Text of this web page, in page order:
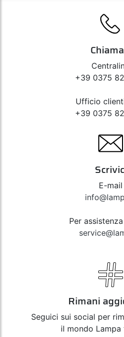
+39 0375
Ufficio
+39 0375
E-mail
Per
Rimani
Seguici sui social per
il mondo Lampa